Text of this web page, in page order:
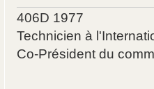
406D 1977
Technicien à
Co-Président du